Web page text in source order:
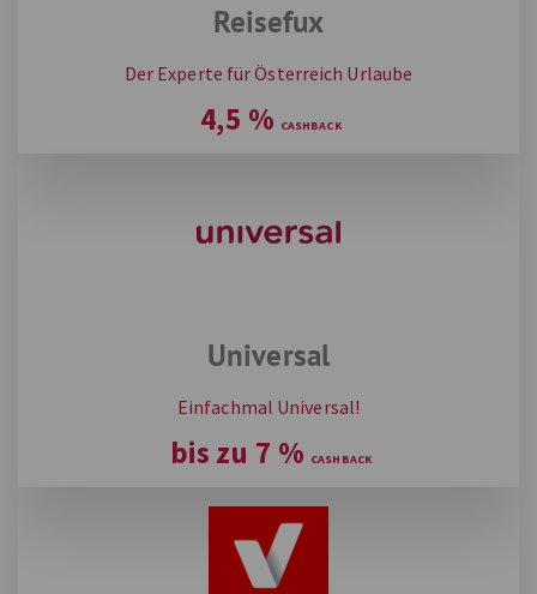
Reisefux
Der Experte für Österreich Urlaube
4,5 %
Universal
Einfachmal Universal!
bis zu 7 %